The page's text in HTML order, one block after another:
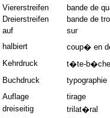
Viererstreifen
bande de
Dreierstreifen
bande de
auf
sur
halbiert
coup� en
Kehrdruck
t�te-b�che
Buchdruck
typographie
Auflage
tirage
dreiseitig
trilat�ral